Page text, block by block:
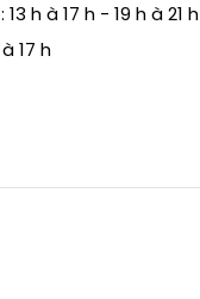
h à 17 h - 19 h à 21 h
17 h